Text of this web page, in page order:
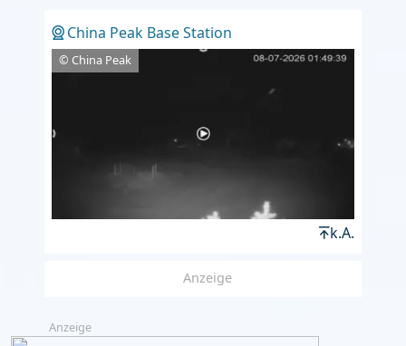
China Peak Base Station
© China Peak
k.A.
Anzeige
Anzeige